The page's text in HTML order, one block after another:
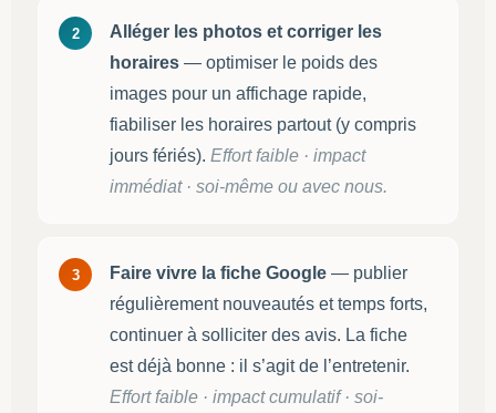
2
Alléger les photos et corriger les
horaires — optimiser le poids des
images pour un affichage rapide,
fiabiliser les horaires partout (y compris
jours fériés). Effort faible · impact
immédiat · soi-même ou avec nous.
3 Faire vivre la fiche Google — publier
régulièrement nouveautés et temps forts,
continuer à solliciter des avis. La fiche
est déjà bonne : il s’agit de l’entretenir.
Effort faible · impact cumulatif · soi-